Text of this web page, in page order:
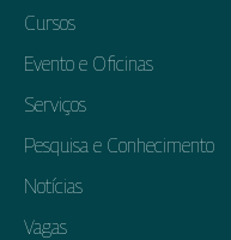
Cursos
Evento e Oficinas
Serviços
Pesquisa e Conhecimento
Notícias
Vagas